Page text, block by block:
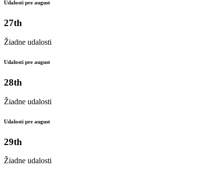
Udalosti pre august
27th
Žiadne udalosti
Udalosti pre august
28th
Žiadne udalosti
Udalosti pre august
29th
Žiadne udalosti